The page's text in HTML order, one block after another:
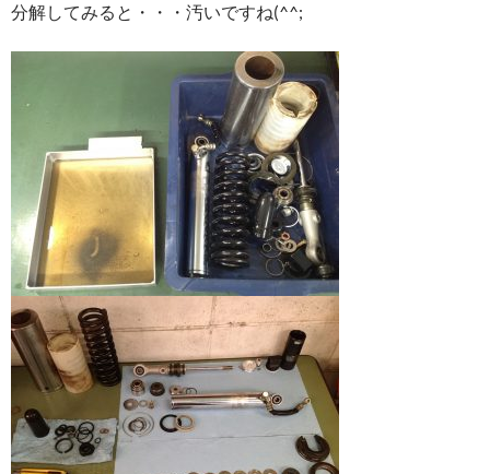
分解してみると・・・汚いですね(^^;